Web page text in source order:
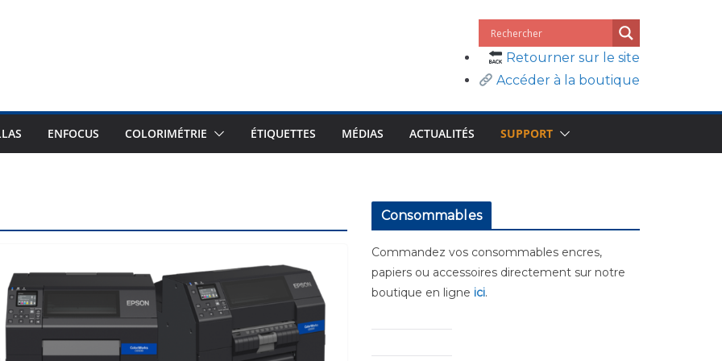
Retourner sur le site
Accéder à la boutique
ENFOCUS COLORIMÉTRIE ÉTIQUETTES MÉDIAS ACTUALITÉS SUPPORT
Consommables
Commandez vos consommables encres,
papiers ou accessoires directement sur notre
boutique en ligne ici.